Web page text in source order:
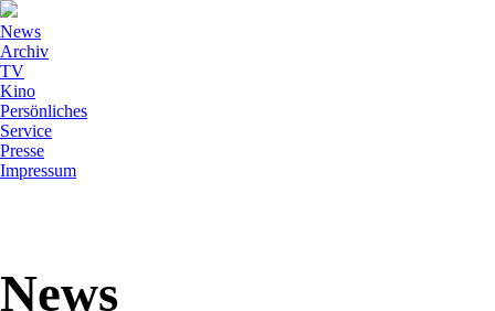
News
Archiv
TV
Kino
Persönliches
Service
Presse
Impressum
News